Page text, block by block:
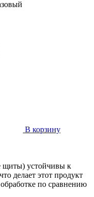
В корзину
щиты) устойчивы к
делает этот продукт
по сравнению